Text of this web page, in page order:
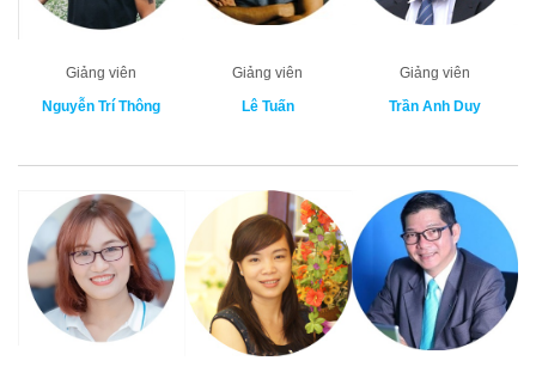
Giảng viên
Nguyễn Trí Thông
Giảng viên
Lê Tuấn
Giảng viên
Trần Anh Duy